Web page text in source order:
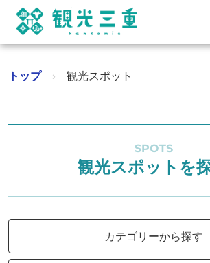
トップ › 観光スポット
SPOTS
観光スポットを
カテゴリーから探す